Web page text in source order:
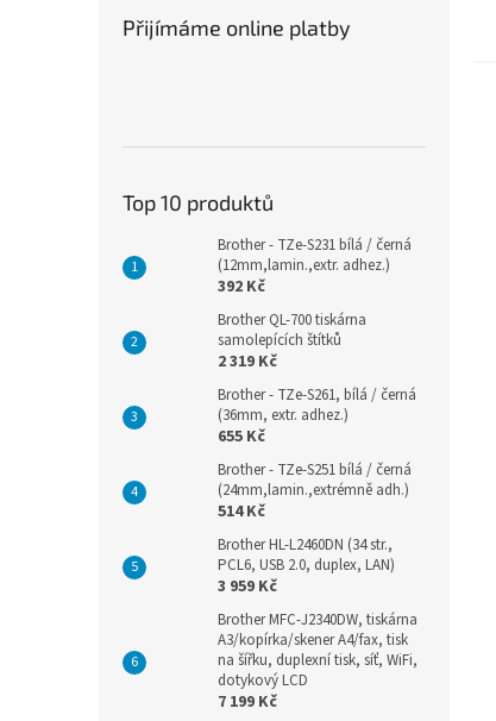
Přijímáme online platby
Top 10 produktů
Brother - TZe-S231 bílá / černá
(12mm,lamin.,extr. adhez.)
392 Kč
Brother QL-700 tiskárna
samolepících štítků
2 319 Kč
Brother - TZe-S261, bílá / černá
(36mm, extr. adhez.)
655 Kč
Brother - TZe-S251 bílá / černá
(24mm,lamin.,extrémně adh.)
514 Kč
Brother HL-L2460DN (34 str.,
PCL6, USB 2.0, duplex, LAN)
3 959 Kč
Brother MFC-J2340DW, tiskárna
A3/kopírka/skener A4/fax, tisk
na šířku, duplexní tisk, síť, WiFi,
dotykový LCD
7 199 Kč